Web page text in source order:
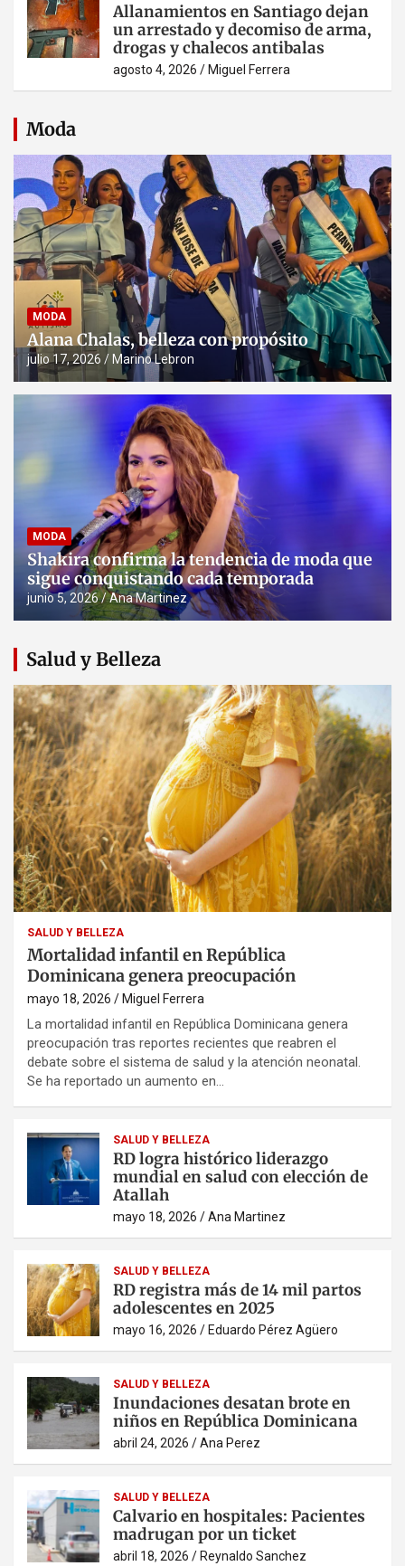
Allanamientos en Santiago dejan
un arrestado y decomiso de arma,
drogas y chalecos antibalas
agosto 4, 2026 Miguel Ferrera
Moda
MODA
Alana Chalas, belleza con propósito
julio 17, 2026 Marino Lebron
MODA
Shakira confirma la tendencia de moda que
sigue conquistando cada temporada
junio 5, 2026 Ana Martinez
Salud y Belleza
SALUD Y BELLEZA
Mortalidad infantil en República
Dominicana genera preocupación
mayo 18, 2026 Miguel Ferrera
La mortalidad infantil en República Dominicana genera
preocupación tras reportes recientes que reabren el
debate sobre el sistema de salud y la atención neonatal.
Se ha reportado un aumento en…
SALUD Y BELLEZA
RD logra histórico liderazgo
mundial en salud con elección de
Atallah
mayo 18, 2026 Ana Martinez
SALUD Y BELLEZA
RD registra más de 14 mil partos
adolescentes en 2025
mayo 16, 2026 Eduardo Pérez Agüero
SALUD Y BELLEZA
Inundaciones desatan brote en
niños en República Dominicana
abril 24, 2026 Ana Perez
SALUD Y BELLEZA
Calvario en hospitales: Pacientes
madrugan por un ticket
abril 18, 2026 Reynaldo Sanchez